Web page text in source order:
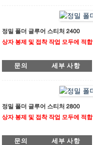
동시에 공급하고 공압식 측면 직
기계는 좌우측에 두 개의 하부 접
있는데, 하나는 핫멜트 접착제 도
정밀 폴더 글루어 스티처 2400
상자 봉제 및 접착 작업 모두에 적
메가폴드 프로 2400 ST는 완전 서
정밀도를 보장합니다. 선형 가이
제어 시스템은 간편한 조작을 가
수 있어 번거로운 공구 교체가 필
작한 스티칭 헤드는 분당 최대
어 고급 골판지 포장 시장의 요구
문의 세부 사항
정밀 폴더 글루어 스티처 2800
상자 봉제 및 접착 작업 모두에 적
메가폴드 프로 2800 ST는 완전 서
문의 세부 사항